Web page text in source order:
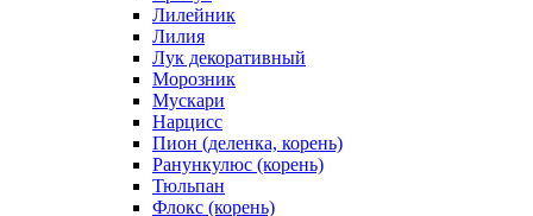
Лилейник
Лилия
Лук декоративный
Морозник
Мускари
Нарцисс
Пион (деленка, корень)
Ранункулюс (корень)
Тюльпан
Флокс (корень)